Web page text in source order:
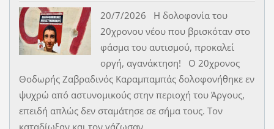
20/7/2026 Η δολοφονία του
20χρονου νέου που βρισκόταν στο
φάσμα του αυτισμού, προκαλεί
οργή, αγανάκτηση! Ο 20χρονος
Θοδωρής Ζαβραδινός Καραμπαμπάς δολοφονήθηκε εν
ψυχρώ από αστυνομικούς στην περιοχή του Άργους,
επειδή απλώς δεν σταμάτησε σε σήμα τους. Τον